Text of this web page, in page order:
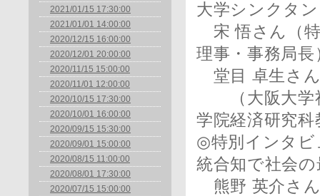
2021/01/15 17:30:00
2021/01/01 14:00:00
2020/12/15 16:00:00
2020/12/01 20:00:00
2020/11/15 15:00:00
2020/11/01 12:00:00
2020/10/15 17:30:00
2020/10/01 16:00:00
2020/09/15 15:30:00
2020/09/01 15:00:00
2020/08/15 11:00:00
2020/08/01 17:30:00
2020/07/15 15:00:00
大学シンクタ
宋 悟さん（
理事・事務局長
堂目 卓生さ
（大阪大学
学院経済研究科
◎特別インタビ
統合知で社会
熊野 英介さ